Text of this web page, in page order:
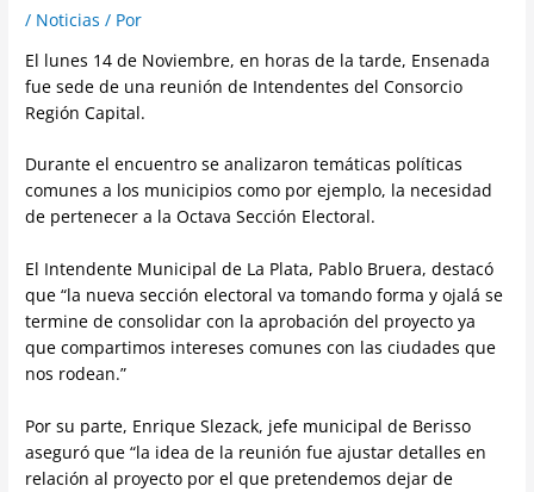
/ Noticias / Por
El lunes 14 de Noviembre, en horas de la tarde, Ensenada
fue sede de una reunión de Intendentes del Consorcio
Región Capital.
Durante el encuentro se analizaron temáticas políticas
comunes a los municipios como por ejemplo, la necesidad
de pertenecer a la Octava Sección Electoral.
El Intendente Municipal de La Plata, Pablo Bruera, destacó
que “la nueva sección electoral va tomando forma y ojalá se
termine de consolidar con la aprobación del proyecto ya
que compartimos intereses comunes con las ciudades que
nos rodean.”
Por su parte, Enrique Slezack, jefe municipal de Berisso
aseguró que “la idea de la reunión fue ajustar detalles en
relación al proyecto por el que pretendemos dejar de